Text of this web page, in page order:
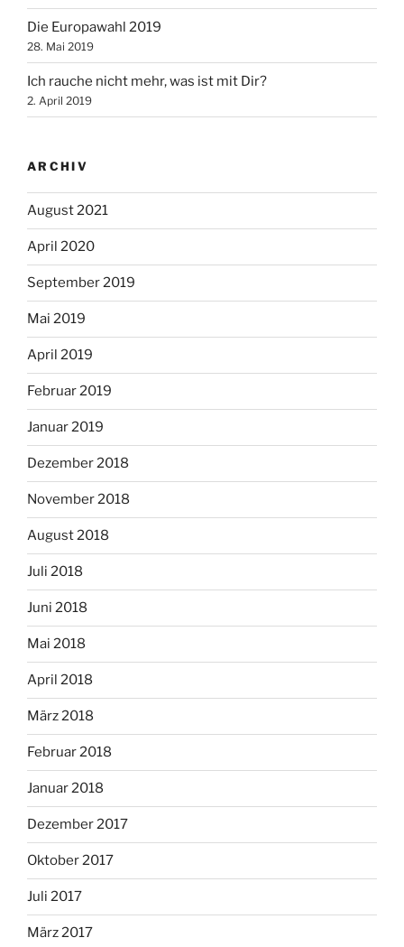
Die Europawahl 2019
28. Mai 2019
Ich rauche nicht mehr, was ist mit Dir?
2. April 2019
ARCHIV
August 2021
April 2020
September 2019
Mai 2019
April 2019
Februar 2019
Januar 2019
Dezember 2018
November 2018
August 2018
Juli 2018
Juni 2018
Mai 2018
April 2018
März 2018
Februar 2018
Januar 2018
Dezember 2017
Oktober 2017
Juli 2017
März 2017